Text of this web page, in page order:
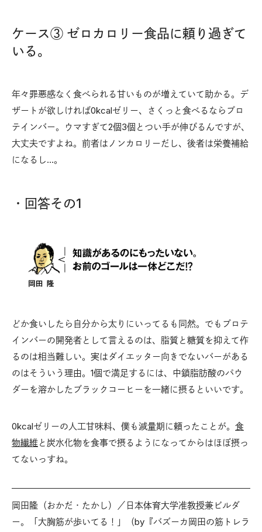
ケース③ ゼロカロリー食品に頼り過ぎて
いる。
年々罪悪感なく食べられる甘いものが増えていて助かる。デ
ザートが欲しければ0kcalゼリー、さくっと食べるならプロ
テインバー。ウマすぎて2個3個とつい手が伸びるんですが、
大丈夫ですよね。前者はノンカロリーだし、後者は栄養補給
になるし…。
・回答その1
どか食いしたら自分から太りにいってるも同然。でもプロテ
インバーの開発者として言えるのは、脂質と糖質を抑えて作
るのは相当難しい。実はダイエッター向きでないバーがある
のはそういう理由。1個で満足するには、中鎖脂肪酸のパウ
ダーを溶かしたブラックコーヒーを一緒に摂るといいです。
0kcalゼリーの人工甘味料、僕も減量期に頼ったことが。 食
物繊維と炭水化物を食事で摂るようになってからはほぼ摂っ
てないっすね。
岡田隆（おかだ・たかし）／日本体育大学准教授兼ビルダ
ー。「大胸筋が歩いてる！」（by『バズーカ岡田の筋トレラ